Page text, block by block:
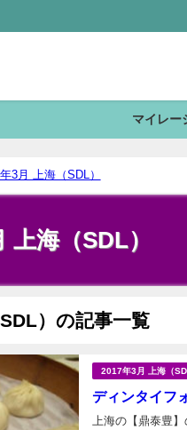
マイレー
3月 上海（SDL）
上海（SDL）
）の記事一覧
2017年3月 上海（
ディンタイフ
上海の【鼎泰豊